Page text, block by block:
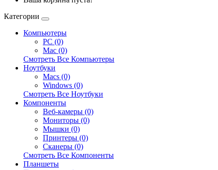
Категории
Компьютеры
PC (0)
Mac (0)
Смотреть Все Компьютеры
Ноутбуки
Macs (0)
Windows (0)
Смотреть Все Ноутбуки
Компоненты
Веб-камеры (0)
Мониторы (0)
Мышки (0)
Принтеры (0)
Сканеры (0)
Смотреть Все Компоненты
Планшеты